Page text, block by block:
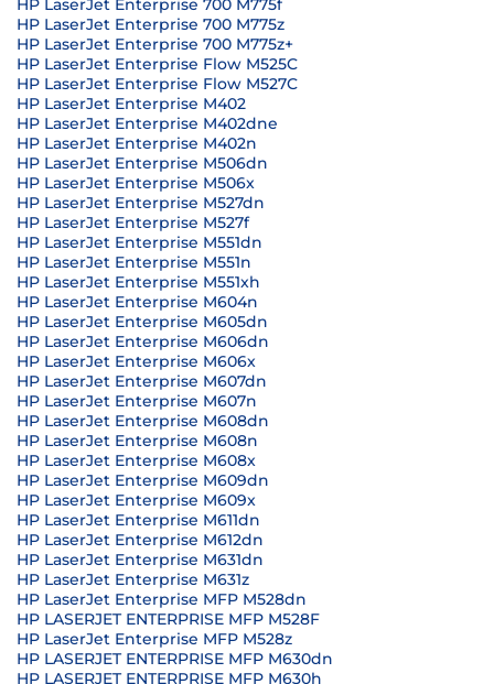
HP LaserJet Enterprise 700 M775f
HP LaserJet Enterprise 700 M775z
HP LaserJet Enterprise 700 M775z+
HP LaserJet Enterprise Flow M525C
HP LaserJet Enterprise Flow M527C
HP LaserJet Enterprise M402
HP LaserJet Enterprise M402dne
HP LaserJet Enterprise M402n
HP LaserJet Enterprise M506dn
HP LaserJet Enterprise M506x
HP LaserJet Enterprise M527dn
HP LaserJet Enterprise M527f
HP LaserJet Enterprise M551dn
HP LaserJet Enterprise M551n
HP LaserJet Enterprise M551xh
HP LaserJet Enterprise M604n
HP LaserJet Enterprise M605dn
HP LaserJet Enterprise M606dn
HP LaserJet Enterprise M606x
HP LaserJet Enterprise M607dn
HP LaserJet Enterprise M607n
HP LaserJet Enterprise M608dn
HP LaserJet Enterprise M608n
HP LaserJet Enterprise M608x
HP LaserJet Enterprise M609dn
HP LaserJet Enterprise M609x
HP LaserJet Enterprise M611dn
HP LaserJet Enterprise M612dn
HP LaserJet Enterprise M631dn
HP LaserJet Enterprise M631z
HP LaserJet Enterprise MFP M528dn
HP LASERJET ENTERPRISE MFP M528F
HP LaserJet Enterprise MFP M528z
HP LASERJET ENTERPRISE MFP M630dn
HP LASERJET ENTERPRISE MFP M630h